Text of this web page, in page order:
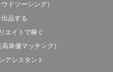
ドソーシング）
品する
エイトで稼ぐ
単価マッチング）
アシスタント